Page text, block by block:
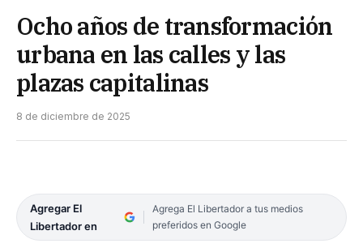
Ocho años de transformación
urbana en las calles y las
plazas capitalinas
8 de diciembre de 2025
Agregar El
Libertador en
Agrega El Libertador a tus medios
preferidos en Google